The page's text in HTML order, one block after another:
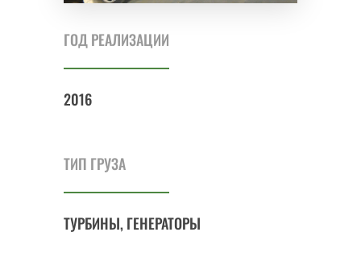
ГОД РЕАЛИЗАЦИИ
2016
ТИП ГРУЗА
ТУРБИНЫ, ГЕНЕРАТОРЫ